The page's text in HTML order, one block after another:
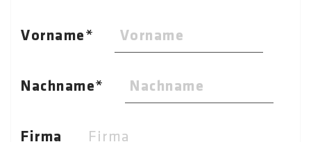
Vorname
Nachname
Firma